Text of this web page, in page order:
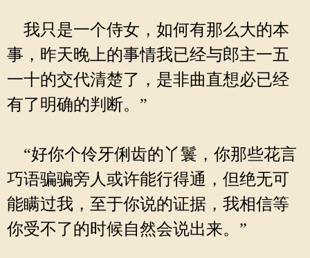
我只是一个侍女，如何有那么大的本
事，昨天晚上的事情我已经与郎主一五
一十的交代清楚了，是非曲直想必已经
有了明确的判断。”
“好你个伶牙俐齿的丫鬟，你那些花言
巧语骗骗旁人或许能行得通，但绝无可
能瞒过我，至于你说的证据，我相信等
你受不了的时候自然会说出来。”